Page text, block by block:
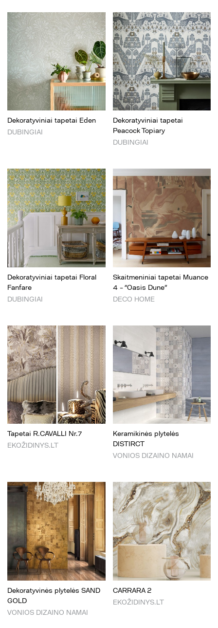
Dekoratyviniai tapetai Eden
DUBINGIAI
Dekoratyviniai tapetai
Peacock Topiary
DUBINGIAI
Dekoratyviniai tapetai Floral
Fanfare
DUBINGIAI
Skaitmeniniai tapetai Muance
4 – “Oasis Dune”
DECO HOME
Tapetai R.CAVALLI Nr.7
EKOŽIDINYS.LT
Keramikinės plytelės
DISTIRCT
VONIOS DIZAINO NAMAI
Dekoratyvinės plytelės SAND
GOLD
VONIOS DIZAINO NAMAI
CARRARA 2
EKOŽIDINYS.LT